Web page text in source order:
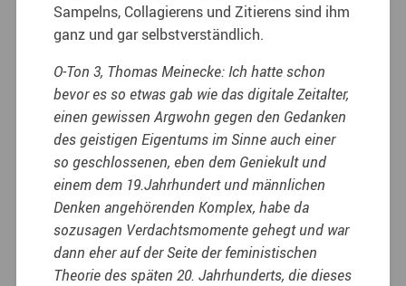
Sampelns, Collagierens und Zitierens sind ihm
ganz und gar selbstverständlich.
O-Ton 3, Thomas Meinecke: Ich hatte schon
bevor es so etwas gab wie das digitale Zeitalter,
einen gewissen Argwohn gegen den Gedanken
des geistigen Eigentums im Sinne auch einer
so geschlossenen, eben dem Geniekult und
einem dem 19.Jahrhundert und männlichen
Denken angehörenden Komplex, habe da
sozusagen Verdachtsmomente gehegt und war
dann eher auf der Seite der feministischen
Theorie des späten 20. Jahrhunderts, die dieses